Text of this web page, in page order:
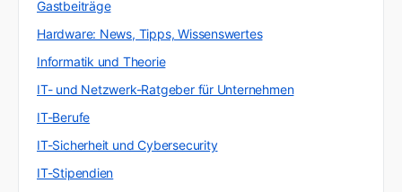
Gastbeiträge
Hardware: News, Tipps, Wissenswertes
Informatik und Theorie
IT- und Netzwerk-Ratgeber für Unternehmen
IT-Berufe
IT-Sicherheit und Cybersecurity
IT-Stipendien